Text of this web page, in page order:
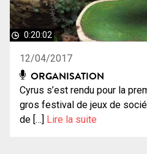
0:20:02
12/04/2017
ORGANISATION
Cyrus s’est rendu pour la
gros festival de jeux de
de […] Lire la suite